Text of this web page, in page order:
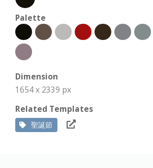
Palette
Dimension
1654 x 2339 px
Related Templates
聖誕節